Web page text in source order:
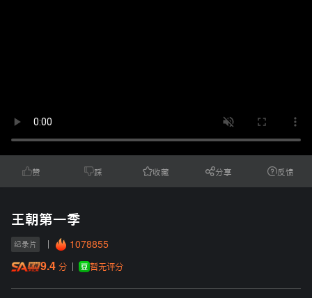
赞 踩 收藏 分享 反馈
王朝第一季
纪录片 1078855
9.4 分 暂无评分